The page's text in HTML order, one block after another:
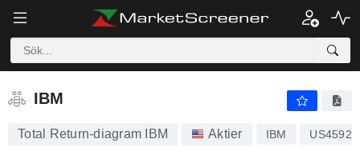
IBM
IBM
Total Return-diagram IBM Aktier IBM